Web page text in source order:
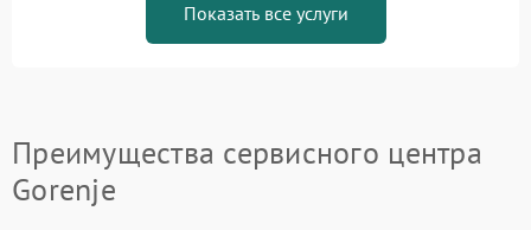
Показать все услуги
Преимущества сервисного центра
Gorenje